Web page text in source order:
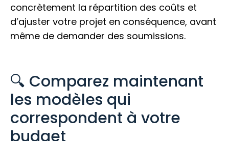
concrètement la répartition des coûts et
d’ajuster votre projet en conséquence, avant
même de demander des soumissions.
🔍 Comparez maintenant
les modèles qui
correspondent à votre
budget